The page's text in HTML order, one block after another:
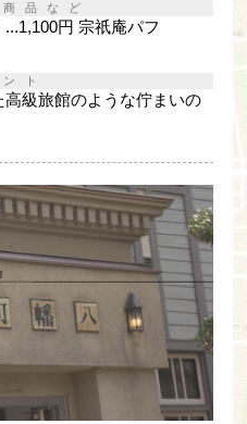
品など
円 宗祇庵パフ
ト
級旅館のような佇まいの